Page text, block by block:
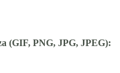
(GIF, PNG, JPG, JPEG):